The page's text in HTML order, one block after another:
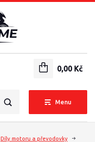
Menu
0,00 Kč
Díly motoru a převodovky